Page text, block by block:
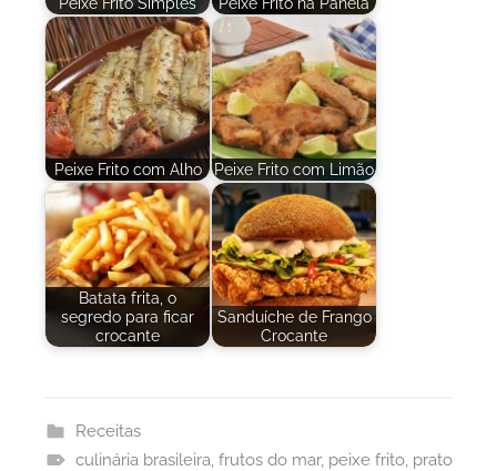
Peixe Frito com Alho Peixe Frito com Limão
Batata frita, o
segredo para ficar
crocante
Sanduíche de Frango
Crocante
Receitas
culinária brasileira, frutos do mar, peixe frito, prato